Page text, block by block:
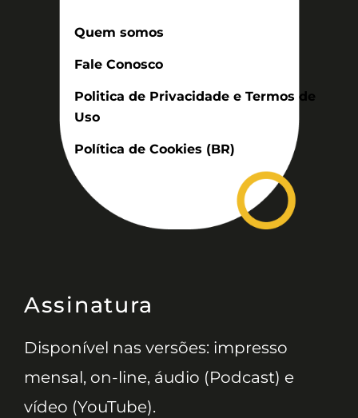
Quem somos
Fale Conosco
Politica de Privacidade e Termos de
Uso
Política de Cookies (BR)
Assinatura
Disponível nas versões: impresso
mensal, on-line, áudio (Podcast) e
vídeo (YouTube).